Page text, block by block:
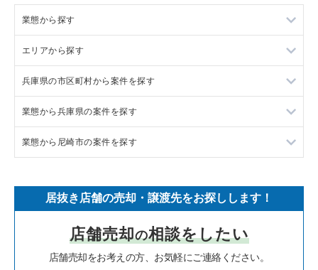
業態から探す
ラーメンの居抜き売却物件の案件一覧
フランス料理の居抜き売却物件の案件一覧
イタリア料理の居抜き売却物件の案件一覧
中華の居抜き売却物件の案件一覧
寿司の居抜き売却物件の案件一覧
焼肉の居抜き売却物件の案件一覧
鉄板焼き・お好み焼の居抜き売却物件の案件一覧
エリアから探す
東京23区の飲食店の居抜き売却物件の案件一覧
東京都下の飲食店の居抜き売却物件の案件一覧
千葉県の飲食店の居抜き売却物件の案件一覧
神奈川県の飲食店の居抜き売却物件の案件一覧
大阪府の飲食店の居抜き売却物件の案件一覧
兵庫県の飲食店の居抜き売却物件の案件一覧
兵庫県の市区町村から案件を探す
尼崎市の飲食店の居抜き売却物件の案件一覧
西宮市の飲食店の居抜き売却物件の案件一覧
川西市の飲食店の居抜き売却物件の案件一覧
芦屋市の飲食店の居抜き売却物件の案件一覧
神戸市中央区の飲食店の居抜き売却物件の案件一覧
業態から兵庫県の案件を探す
兵庫県のラーメンの居抜き売却物件の案件一覧
兵庫県のイタリア料理の居抜き売却物件の案件一覧
兵庫県の中華の居抜き売却物件の案件一覧
兵庫県のそば・うどんの居抜き売却物件の案件一覧
業態から尼崎市の案件を探す
尼崎市のイタリア料理の居抜き売却物件の案件一覧
尼崎市のそば・うどんの居抜き売却物件の案件一覧
尼崎市の焼肉の居抜き売却物件の案件一覧
居抜き店舗の売却・譲渡先をお探しします！
店舗売却の相談をしたい
店舗売却をお考えの方、お気軽にご連絡ください。